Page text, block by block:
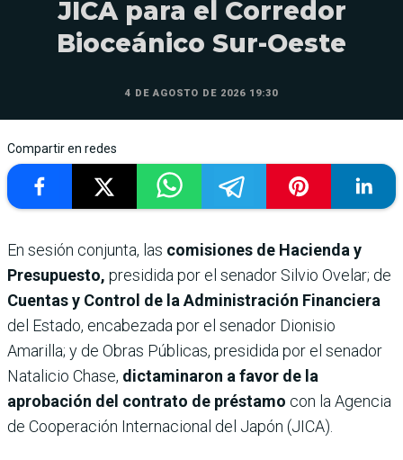
JICA para el Corredor
Bioceánico Sur-Oeste
4 DE AGOSTO DE 2026 19:30
Compartir en redes
En sesión conjunta, las comisiones de Hacienda y
Presupuesto, presidida por el senador Silvio Ovelar; de
Cuentas y Control de la Administración Financiera
del Estado, encabezada por el senador Dionisio
Amarilla; y de Obras Públicas, presidida por el senador
Natalicio Chase, dictaminaron a favor de la
aprobación del contrato de préstamo con la Agencia
de Cooperación Internacional del Japón (JICA).